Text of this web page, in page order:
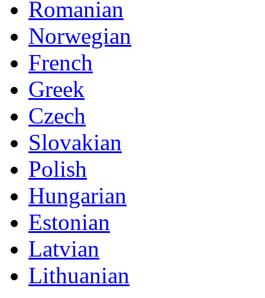
Romanian
Norwegian
French
Greek
Czech
Slovakian
Polish
Hungarian
Estonian
Latvian
Lithuanian